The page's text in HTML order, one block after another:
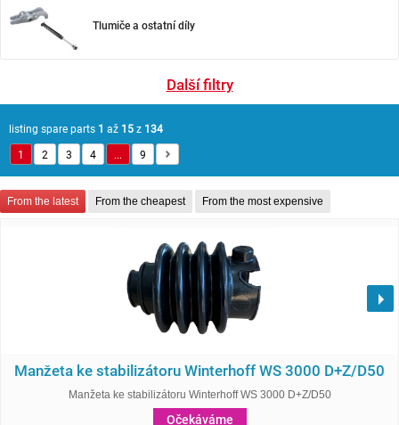
Tlumiče a ostatní díly
Další filtry
listing spare parts 1 až 15z 134
1
2 3 4 ... 9
From the latest From the cheapest From the most expensive
Manžeta ke stabilizátoru Winterhoff WS 3000 D+Z/D50
Manžeta ke stabilizátoru Winterhoff WS 3000 D+Z/D50
Očekáváme